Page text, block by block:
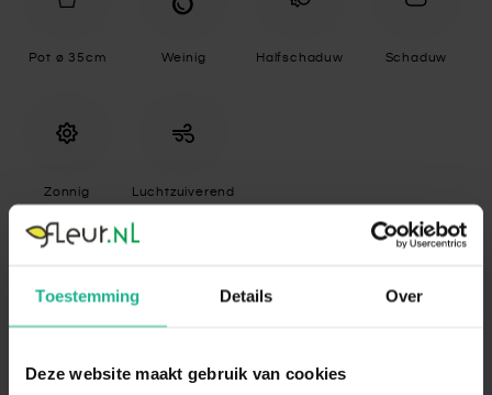
Toestemming Details Over
Deze website maakt gebruik van cookies
Pot ø 35cm Weinig Halfschaduw Schaduw
Zonnig Luchtzuiverend
Standplaats Halfschaduw, Schaduw, Zonnig
De Sansevieria is een gemakkelijke plant